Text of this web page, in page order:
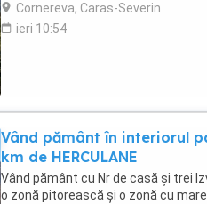
Cornereva, Caras-Severin
ieri 10:54
Vând pământ în interiorul
km de HERCULANE
Vând pământ cu Nr de casă și trei
o zonă pitorească și o zonă cu